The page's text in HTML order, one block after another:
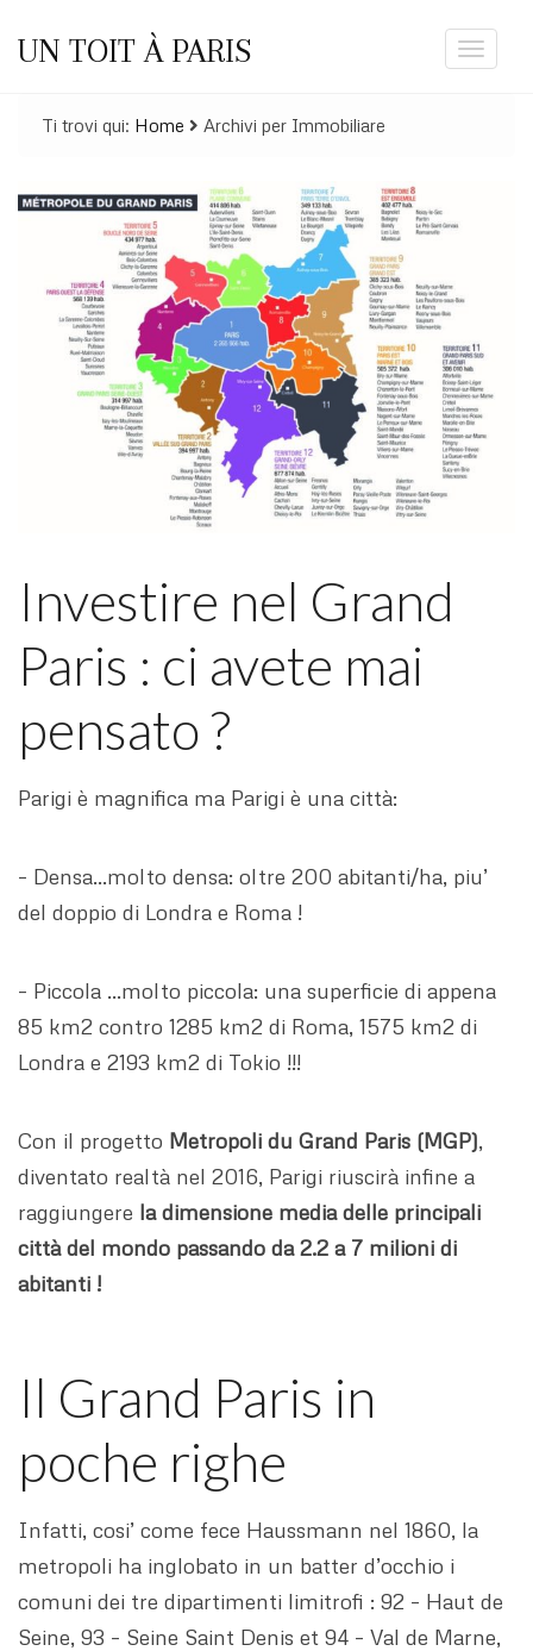
UN TOIT À PARIS
Toggle
Ti trovi qui: Home Archivi per Immobiliare
Investire nel Grand
Paris : ci avete mai
pensato ?
Parigi è magnifica ma Parigi è una città:
– Densa…molto densa: oltre 200 abitanti/ha, piu’
del doppio di Londra e Roma !
– Piccola …molto piccola: una superficie di appena
85 km2 contro 1285 km2 di Roma, 1575 km2 di
Londra e 2193 km2 di Tokio !!!
Con il progetto Metropoli du Grand Paris (MGP),
diventato realtà nel 2016, Parigi riuscirà infine a
raggiungere la dimensione media delle principali
città del mondo passando da 2.2 a 7 milioni di
abitanti !
Il Grand Paris in
poche righe
Infatti, cosi’ come fece Haussmann nel 1860, la
metropoli ha inglobato in un batter d’occhio i
comuni dei tre dipartimenti limitrofi : 92 – Haut de
Seine, 93 – Seine Saint Denis et 94 – Val de Marne,